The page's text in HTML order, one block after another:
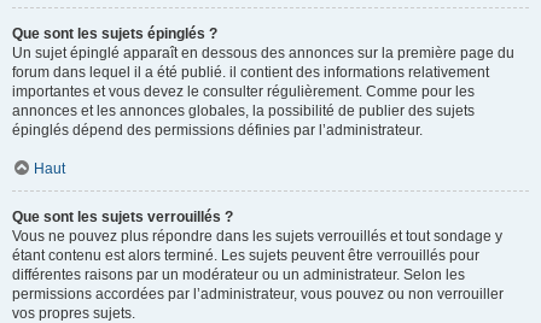
Que sont les sujets épinglés ?
Un sujet épinglé apparaît en dessous des annonces sur la première page du
forum dans lequel il a été publié. il contient des informations relativement
importantes et vous devez le consulter régulièrement. Comme pour les
annonces et les annonces globales, la possibilité de publier des sujets
épinglés dépend des permissions définies par l’administrateur.
Haut
Que sont les sujets verrouillés ?
Vous ne pouvez plus répondre dans les sujets verrouillés et tout sondage y
étant contenu est alors terminé. Les sujets peuvent être verrouillés pour
différentes raisons par un modérateur ou un administrateur. Selon les
permissions accordées par l’administrateur, vous pouvez ou non verrouiller
vos propres sujets.